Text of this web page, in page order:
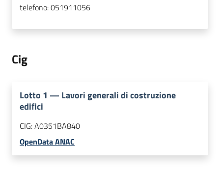
telefono:051911056
Cig
Lotto 1 — Lavori generali di costruzione
edifici
CIG:A0351BA840
OpenData ANAC